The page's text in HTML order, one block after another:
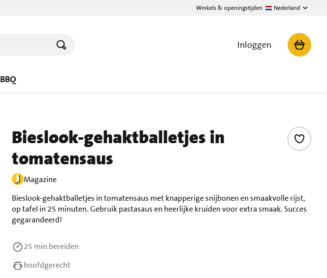
Winkels & openingstijden Nederland
Inloggen
BBQ
Bieslook-gehaktballetjes in
tomatensaus
Magazine
Bieslook-gehaktballetjes in tomatensaus met knapperige snijbonen en smaakvolle rijst,
op tafel in 25 minuten. Gebruik pastasaus en heerlijke kruiden voor extra smaak. Succes
gegarandeerd!
25 min bereiden
hoofdgerecht